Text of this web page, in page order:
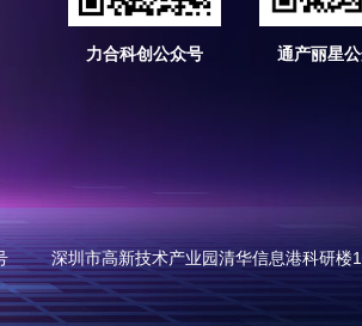
通产丽星
力合科创公众号
深圳市高新技术产业园清华信息港科研楼